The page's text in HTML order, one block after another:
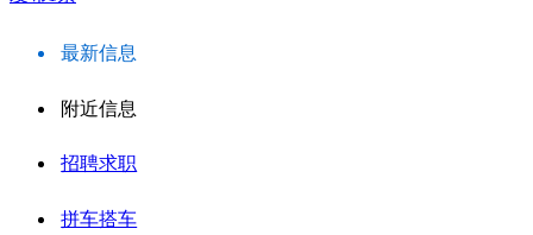
最新信息
附近信息
招聘求职
拼车搭车